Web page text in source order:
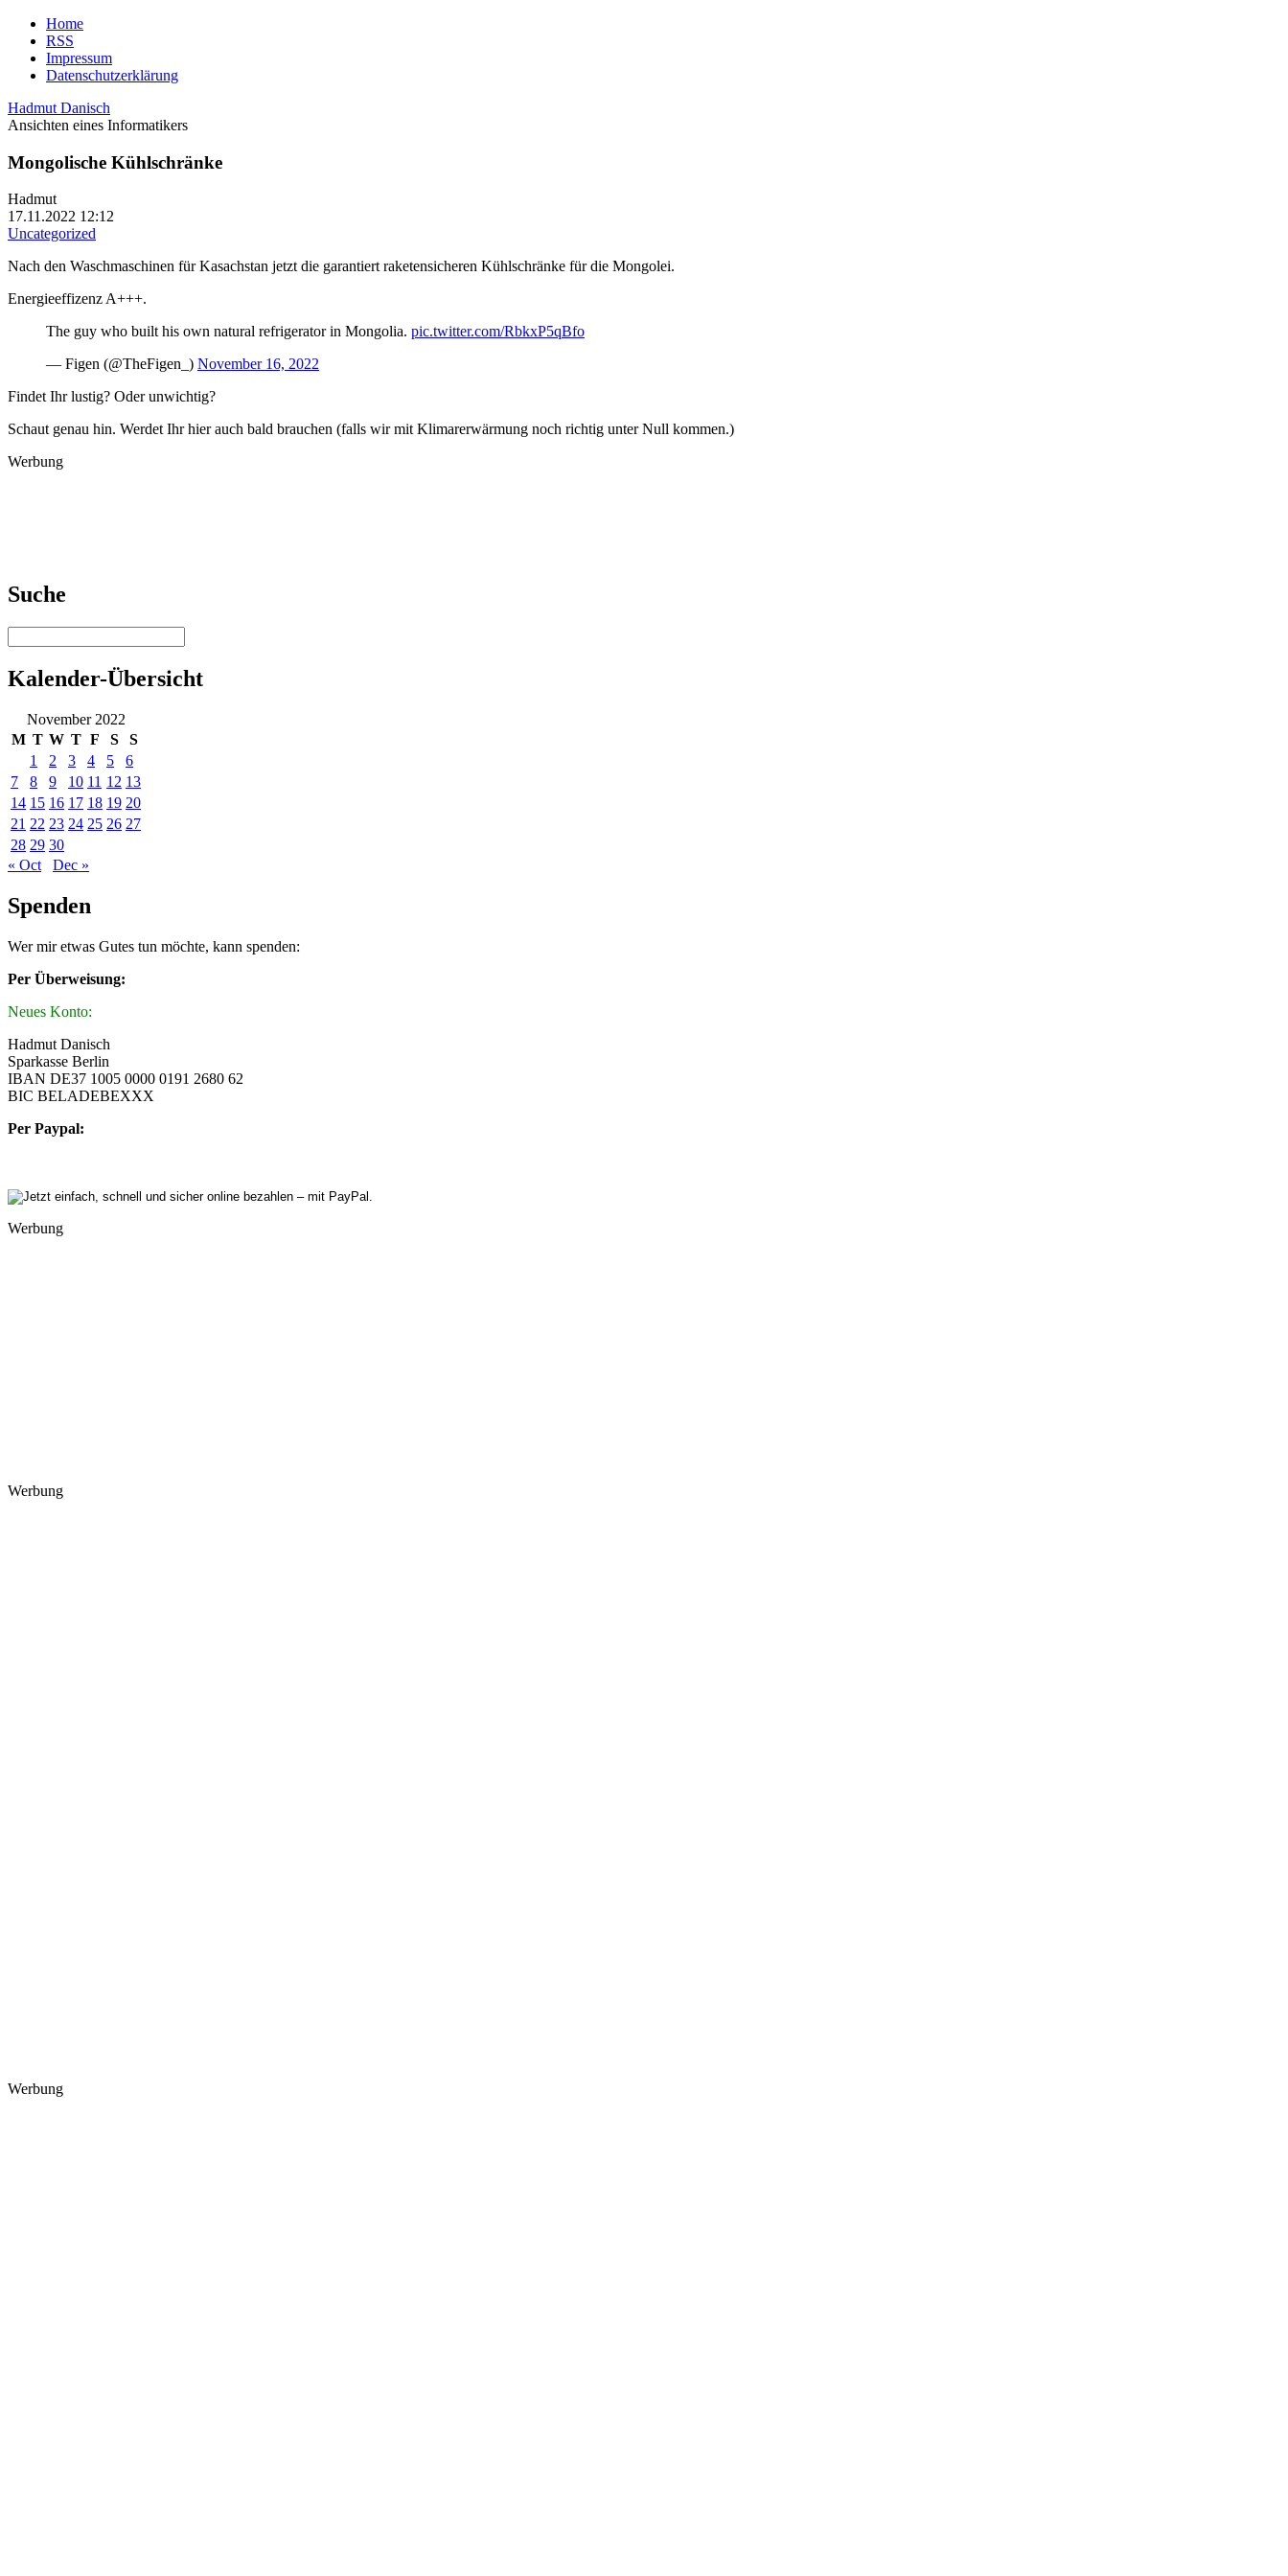
Home
RSS
Impressum
Datenschutzerklärung
Hadmut Danisch
Ansichten eines Informatikers
Mongolische Kühlschränke
Hadmut
17.11.2022 12:12
Uncategorized
Nach den Waschmaschinen für Kasachstan jetzt die garantiert raketensicheren Kühlschränke für die Mongolei.
Energieeffizenz A+++.
The guy who built his own natural refrigerator in Mongolia. pic.twitter.com/RbkxP5qBfo
— Figen (@TheFigen_) November 16, 2022
Findet Ihr lustig? Oder unwichtig?
Schaut genau hin. Werdet Ihr hier auch bald brauchen (falls wir mit Klimarerwärmung noch richtig unter Null kommen.)
Werbung
Suche
Kalender-Übersicht
November 2022
M T W T F S
S
1
2 3 4 5
6
7
8 9 10 11 12 13
14 15 16 17 18 19 20
21 22 23 24 25 26 27
28 29 30
« Oct
Dec »
Spenden
Wer mir etwas Gutes tun möchte, kann spenden:
Per Überweisung:
Neues Konto:
Hadmut Danisch
Sparkasse Berlin
IBAN DE37 1005 0000 0191 2680 62
BIC BELADEBEXXX
Per Paypal:
Werbung
Werbung
Werbung